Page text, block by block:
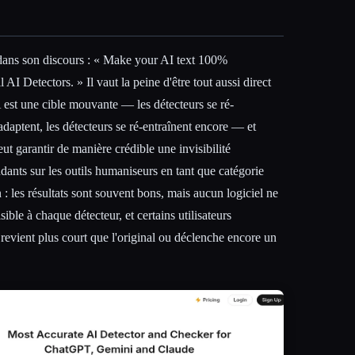
son discours : « Make your AI text 100%
AI Detectors. » Il vaut la peine d'être tout aussi direct
une cible mouvante — les détecteurs se ré-
les détecteurs se ré-entraînent encore — et
garantir de manière crédible une invisibilité
sur les outils humaniseurs en tant que catégorie
les résultats sont souvent bons, mais aucun logiciel ne
à chaque détecteur, et certains utilisateurs
plus court que l'original ou déclenche encore un